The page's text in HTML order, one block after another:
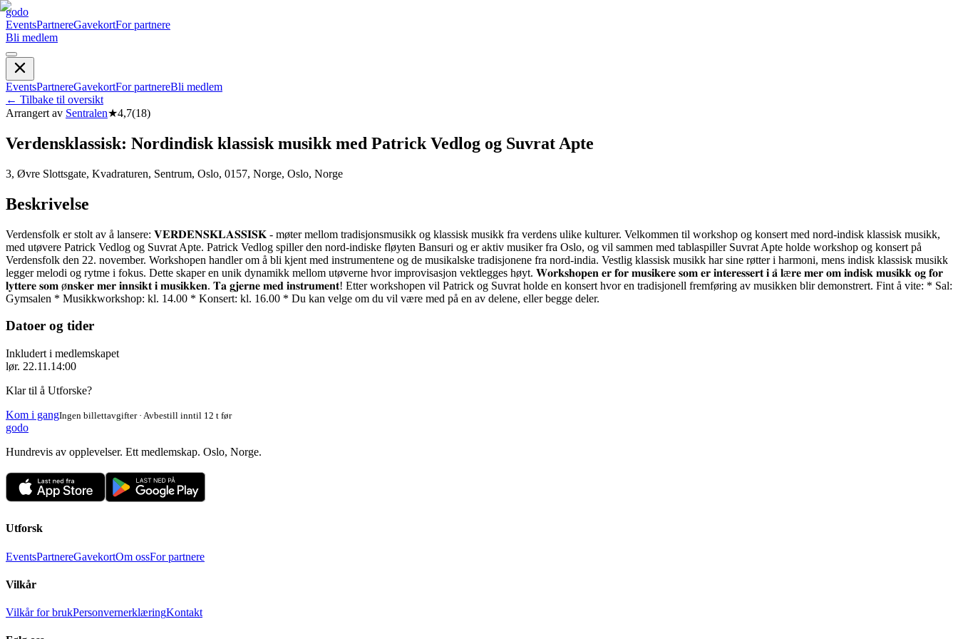
godo
EventsPartnereGavekortFor partnere
Bli medlem
EventsPartnereGavekortFor partnereBli medlem
← Tilbake til oversikt
Arrangert av Sentralen★4,7(18)
Verdensklassisk: Nordindisk klassisk musikk med Patrick Vedlog og Suvrat Apte
3, Øvre Slottsgate, Kvadraturen, Sentrum, Oslo, 0157, Norge, Oslo, Norge
Beskrivelse
Verdensfolk er stolt av å lansere: 𝐕𝐄𝐑𝐃𝐄𝐍𝐒𝐊𝐋𝐀𝐒𝐒𝐈𝐒𝐊 - møter mellom tradisjonsmusikk og klassisk musikk fra verdens ulike kulturer. Velkommen til workshop og konsert med nord-indisk klassisk musikk,
med utøvere Patrick Vedlog og Suvrat Apte. Patrick Vedlog spiller den nord-indiske fløyten Bansuri og er aktiv musiker fra Oslo, og vil sammen med tablaspiller Suvrat Apte holde workshop og konsert på
Verdensfolk den 22. november. Workshopen handler om å bli kjent med instrumentene og de musikalske tradisjonene fra nord-india. Vestlig klassisk musikk har sine røtter i harmoni, mens indisk klassisk musikk
legger melodi og rytme i fokus. Dette skaper en unik dynamikk mellom utøverne hvor improvisasjon vektlegges høyt. 𝐖𝐨𝐫𝐤𝐬𝐡𝐨𝐩𝐞𝐧 𝐞𝐫 𝐟𝐨𝐫 𝐦𝐮𝐬𝐢𝐤𝐞𝐫𝐞 𝐬𝐨𝐦 𝐞𝐫 𝐢𝐧𝐭𝐞𝐫𝐞𝐬𝐬𝐞𝐫𝐭 𝐢 𝐚̊ 𝐥æ𝐫𝐞 𝐦𝐞𝐫 𝐨𝐦 𝐢𝐧𝐝𝐢𝐬𝐤 𝐦𝐮𝐬𝐢𝐤𝐤 𝐨𝐠 𝐟𝐨𝐫
𝐥𝐲𝐭𝐭𝐞𝐫𝐞 𝐬𝐨𝐦 ø𝐧𝐬𝐤𝐞𝐫 𝐦𝐞𝐫 𝐢𝐧𝐧𝐬𝐢𝐤𝐭 𝐢 𝐦𝐮𝐬𝐢𝐤𝐤𝐞𝐧. 𝐓𝐚 𝐠𝐣𝐞𝐫𝐧𝐞 𝐦𝐞𝐝 𝐢𝐧𝐬𝐭𝐫𝐮𝐦𝐞𝐧𝐭! Etter workshopen vil Patrick og Suvrat holde en konsert hvor en tradisjonell fremføring av musikken blir demonstrert. Fint å vite: * Sal:
Gymsalen * Musikkworkshop: kl. 14.00 * Konsert: kl. 16.00 * Du kan velge om du vil være med på en av delene, eller begge deler.
Datoer og tider
Inkludert i medlemskapet
lør. 22.11.14:00
Klar til å Utforske?
Kom i gangIngen billettavgifter · Avbestill inntil 12 t før
godo
Hundrevis av opplevelser. Ett medlemskap. Oslo, Norge.
Utforsk
EventsPartnereGavekortOm ossFor partnere
Vilkår
Vilkår for brukPersonvernerklæringKontakt